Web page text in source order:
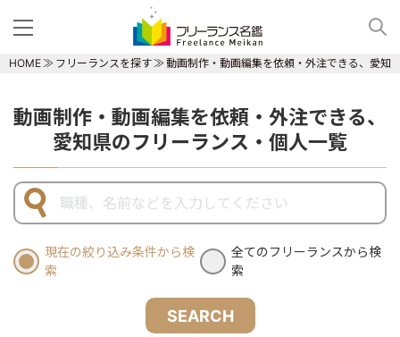
HOME フリーランスを探す 動画制作・動画編集を依頼・外注できる、愛知
動画制作・動画編集を依頼・外注できる、
愛知県のフリーランス・個人一覧
現在の絞り込み条件から検
索
全てのフリーランスから検
索
SEARCH